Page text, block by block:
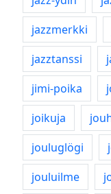
jazzmerkki
jazztanssi
jimi-poika
joikuja
jouluglögi
jouluilme